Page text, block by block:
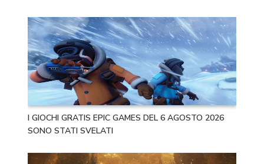
I GIOCHI GRATIS EPIC GAMES DEL 6 AGOSTO 2026
SONO STATI SVELATI